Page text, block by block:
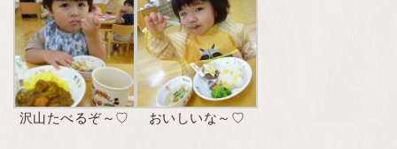
沢山たべるぞ～♡ おいしいな～♡